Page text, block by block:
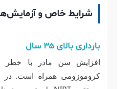
شرایط خاص و
بارداری بالای ۳۵ سال
افزایش سن مادر با خطر
کروموزومی همراه است. در